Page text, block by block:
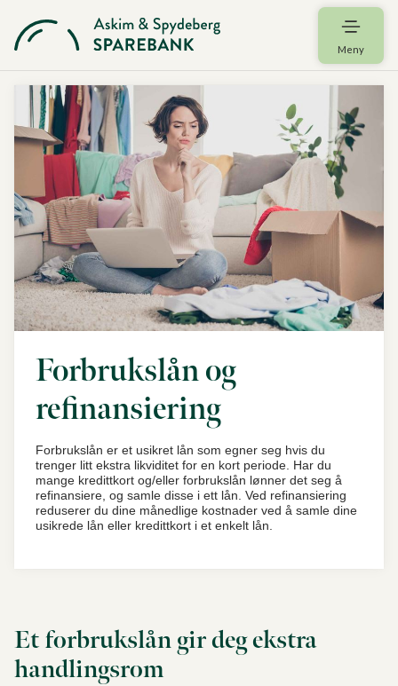
Meny
Forbrukslån og
refinansiering
Forbrukslån er et usikret lån som egner seg hvis du
trenger litt ekstra likviditet for en kort periode. Har du
mange kredittkort og/eller forbrukslån lønner det seg å
refinansiere, og samle disse i ett lån. Ved refinansiering
reduserer du dine månedlige kostnader ved å samle dine
usikrede lån eller kredittkort i et enkelt lån.
Et forbrukslån gir deg ekstra
handlingsrom